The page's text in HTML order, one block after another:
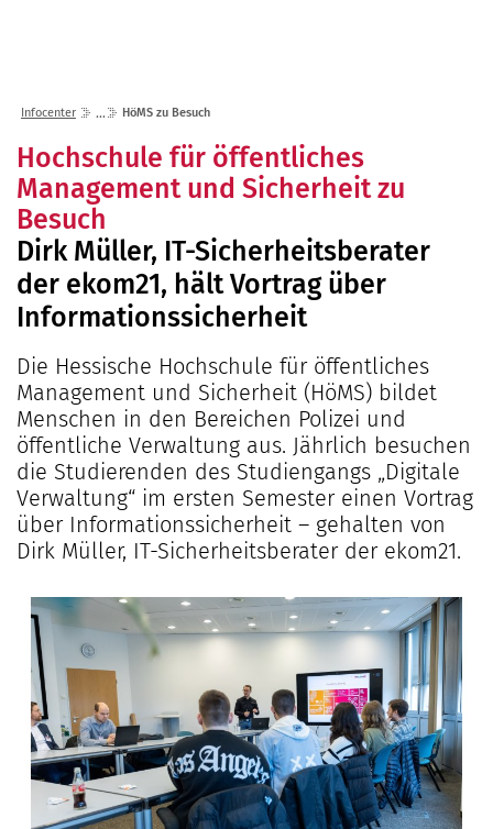
Gremien
Partner
Standorte
Über ekom21
Zertifizierungen
Kontakt
Ansprechpersonen
einfo21 digital
2025
2023
Mediathek
Veranstaltungen Kommunaler
Aktuelle Projekte
EfA-Leistungen
GigaMaP
Einheitlicher
Hessen
ekom21 als Arbeitgeber
Stellenangebote
Ausbildung
Praktikum
Mitarbeitende über uns
Shop
Infocenter HöMS zu Besuch
Hochschule für öffentliches
Management und Sicherheit zu
Besuch
Dirk Müller, IT-Sicherheitsberater
der ekom21, hält Vortrag über
Informationssicherheit
Die Hessische Hochschule für öffentliches
Management und Sicherheit (HöMS) bildet
Menschen in den Bereichen Polizei und
öffentliche Verwaltung aus. Jährlich besuchen
die Studierenden des Studiengangs „Digitale
Verwaltung“ im ersten Semester einen Vortrag
über Informationssicherheit – gehalten von
Dirk Müller, IT-Sicherheitsberater der ekom21.